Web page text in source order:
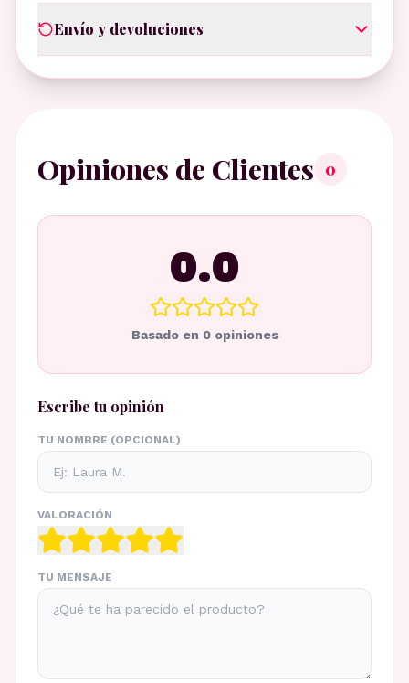
Envío y devoluciones
Opiniones de Clientes 0
0.0
Basado en 0opiniones
Escribe tu opinión
TU NOMBRE (OPCIONAL)
VALORACIÓN
TU MENSAJE